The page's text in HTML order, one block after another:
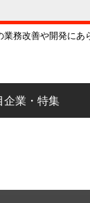
業務改善や開発にあ
企業・特集